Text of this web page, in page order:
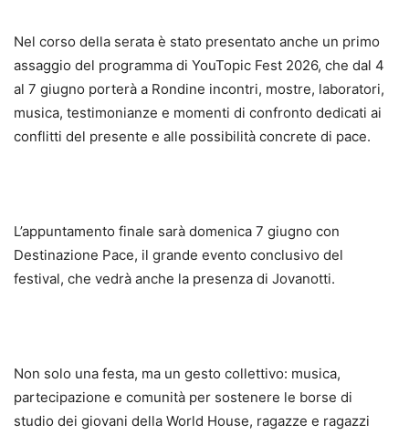
Nel corso della serata è stato presentato anche un primo
assaggio del programma di YouTopic Fest 2026, che dal 4
al 7 giugno porterà a Rondine incontri, mostre, laboratori,
musica, testimonianze e momenti di confronto dedicati ai
conflitti del presente e alle possibilità concrete di pace.
L’appuntamento finale sarà domenica 7 giugno con
Destinazione Pace, il grande evento conclusivo del
festival, che vedrà anche la presenza di Jovanotti.
Non solo una festa, ma un gesto collettivo: musica,
partecipazione e comunità per sostenere le borse di
studio dei giovani della World House, ragazze e ragazzi